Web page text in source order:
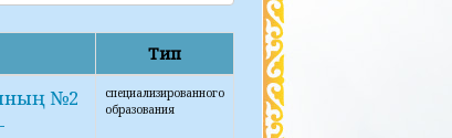
Тип
№2
специализированного
образования